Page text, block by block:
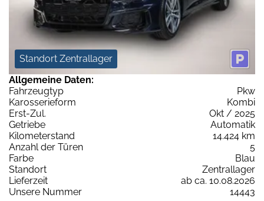
Standort Zentrallager
Allgemeine Daten:
Fahrzeugtyp
Pkw
Karosserieform
Kombi
Erst-Zul.
Okt / 2025
Getriebe
Automatik
Kilometerstand
14.424 km
Anzahl der Türen
5
Farbe
Blau
Standort
Zentrallager
Lieferzeit
ab ca. 10.08.2026
Unsere Nummer
14443